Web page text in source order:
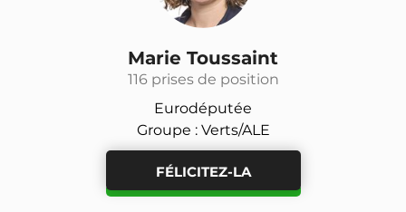
Marie Toussaint
116 prises de position
Eurodéputée
Groupe : Verts/ALE
FÉLICITEZ-LA